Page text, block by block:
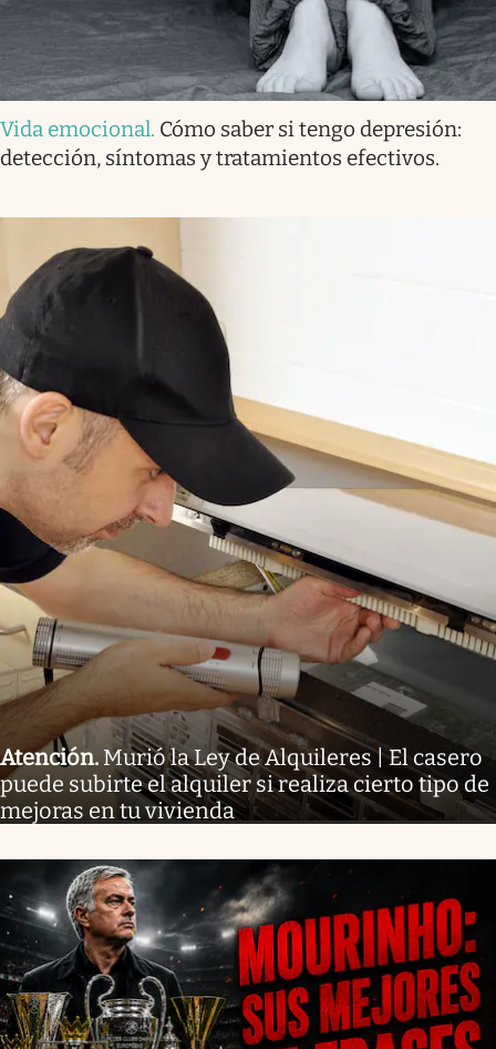
Vida emocional. Cómo saber si tengo depresión:
detección, síntomas y tratamientos efectivos.
Atención. Murió la Ley de Alquileres | El casero
puede subirte el alquiler si realiza cierto tipo de
mejoras en tu vivienda